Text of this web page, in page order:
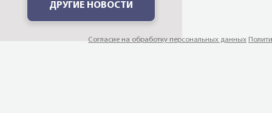
ДРУГИЕ НОВОСТИ
Согласие на обработку персональных данных